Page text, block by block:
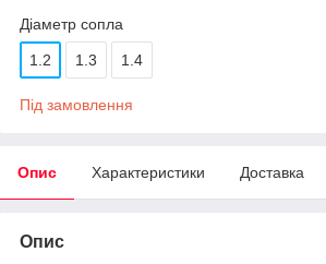
Діаметр сопла
1.2 1.3 1.4
Під замовлення
Опис Характеристики Доставка
Опис